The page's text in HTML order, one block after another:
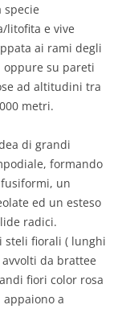
specie
litofita e vive
ai rami degli
oppure su pareti
ad altitudini tra
metri.
di grandi
formando
un
ed un esteso
radici.
steli fiorali ( lunghi
da brattee
fiori color rosa
a